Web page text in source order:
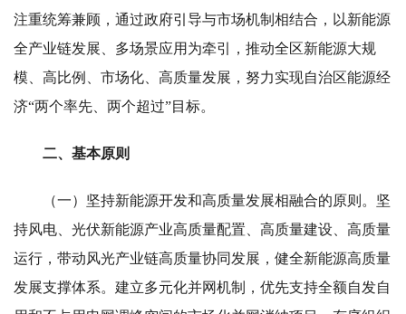
注重统筹兼顾，通过政府引导与市场机制相结合，以新能源
全产业链发展、多场景应用为牵引，推动全区新能源大规
模、高比例、市场化、高质量发展，努力实现自治区能源经
济“两个率先、两个超过”目标。
二、基本原则
（一）坚持新能源开发和高质量发展相融合的原则。坚
持风电、光伏新能源产业高质量配置、高质量建设、高质量
运行，带动风光产业链高质量协同发展，健全新能源高质量
发展支撑体系。建立多元化并网机制，优先支持全额自发自